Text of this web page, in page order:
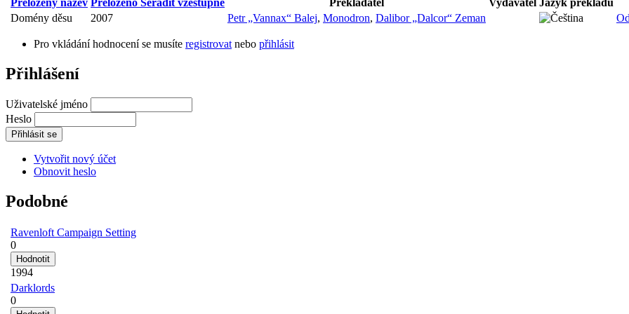
Domény děsu
2007 Petr „Vannax“ Balej, Monodron, Dalibor „Dalcor“ Zeman
Pro vkládání hodnocení se musíte registrovat nebo přihlásit
Přihlášení
Uživatelské jméno
Heslo
Vytvořit nový účet
Obnovit heslo
Podobné
Ravenloft Campaign Setting
0
1994
Darklords
0